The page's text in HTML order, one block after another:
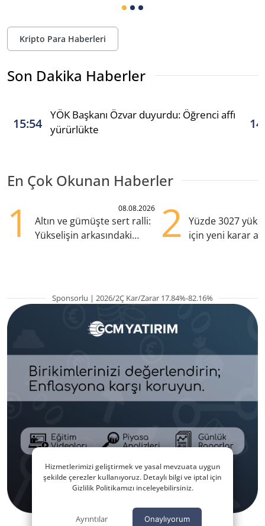
Kripto Para Haberleri
Son Dakika Haberler
15:54
YÖK Başkanı Özvar duyurdu: Öğrenci affı
yürürlükte
En Çok Okunan Haberler
1 08.08.2026
Altın ve gümüşte sert ralli:
Yükselişin arkasındaki
2
Yüzde 3027
için yeni karar
Sponsorlu | 2026/2Ç Kar/Zarar 17.84%-82.16%
Hizmetlerimizi geliştirmek ve yasal mevzuata uygun
şekilde çerezler kullanıyoruz. Detaylı bilgi ve iptal için
Gizlilik Politikamızı inceleyebilirsiniz.
Ayrıntılar Onaylıyorum